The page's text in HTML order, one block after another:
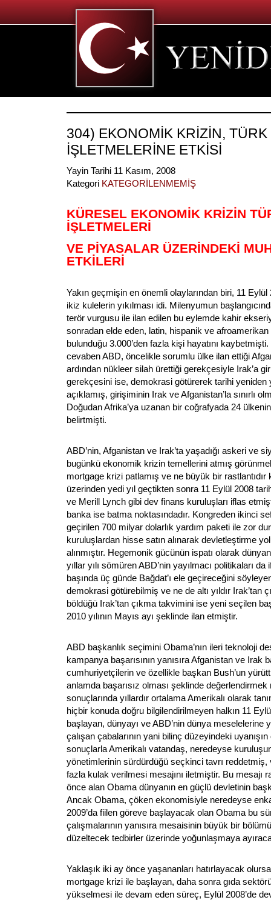
304) EKONOMİK KRİZİN, TÜRK
İŞLETMELERİNE ETKİSİ
Yayin Tarihi 11 Kasım, 2008
Kategori KATEGORİLENMEMİŞ
KÜRESEL EKONOMİK KRİZİN
İŞLETMELERİ
VE PİYASALAR ÜZERİNDEKİ
ETKİLERİ
Yakın geçmişin en önemli olaylarından biri, 11 Eylül
ikiz kulelerin yıkılması idi. Milenyumun
terör vurgusu ile ilan edilen bu eylemde kahir
sonradan elde eden, latin, hispanik ve afroamerikan
bulunduğu 3.000’den fazla kişi hayatını
cevaben ABD, öncelikle sorumlu ülke ilan ettiği
ardından nükleer silah ürettiği gerekçesiyle Irak’a
gerekçesini ise, demokrasi götürerek tarihi yeniden
açıklamış, girişiminin Irak ve Afganistan’la sınırlı
Doğudan Afrika’ya uzanan bir coğrafyada 24
belirtmişti.
ABD’nin, Afganistan ve Irak’ta yaşadığı askeri ve
bugünkü ekonomik krizin temellerini atmış
mortgage krizi patlamış ve ne büyük bir
üzerinden yedi yıl geçtikten sonra 11 Eylül 2008
ve Merill Lynch gibi dev finans kuruluşları iflas
banka ise batma noktasındadır. Kongreden ikinci
geçirilen 700 milyar dolarlık yardım paketi ile zor
kuruluşlardan hisse satın alınarak devletleştirme
alınmıştır. Hegemonik gücünün ispatı olarak
yıllar yılı sömüren ABD’nin yayılmacı politikaları
başında üç günde Bağdat’ı ele geçireceğini
demokrasi götürebilmiş ve ne de altı yıldır Irak’tan
böldüğü Irak’tan çıkma takvimini ise yeni seçilen
2010 yılının Mayıs ayı şeklinde ilan etmiştir.
ABD başkanlık seçimini Obama’nın ileri teknoloji
kampanya başarısının yanısıra Afganistan ve Irak
cumhuriyetçilerin ve özellikle başkan Bush’un
anlamda başarısız olması şeklinde
sonuçlarında yıllardır ortalama Amerikalı olarak
hiçbir konuda doğru bilgilendirilmeyen halkın 11
başlayan, dünyayı ve ABD’nin dünya meselelerine
çalışan çabalarının yani bilinç düzeyindeki
sonuçlarla Amerikalı vatandaş, neredeyse
yönetimlerinin sürdürdüğü seçkinci tavrı
fazla kulak verilmesi mesajını iletmiştir. Bu mesajı
önce alan Obama dünyanın en güçlü devletinin
Ancak Obama, çöken ekonomisiyle neredeyse
2009’da fiilen göreve başlayacak olan Obama bu
çalışmalarının yanısıra mesaisinin büyük bir
düzeltecek tedbirler üzerinde yoğunlaşmaya
Yaklaşık iki ay önce yaşananları hatırlayacak
mortgage krizi ile başlayan, daha sonra gıda
yükselmesi ile devam eden süreç, Eylül 2008’de